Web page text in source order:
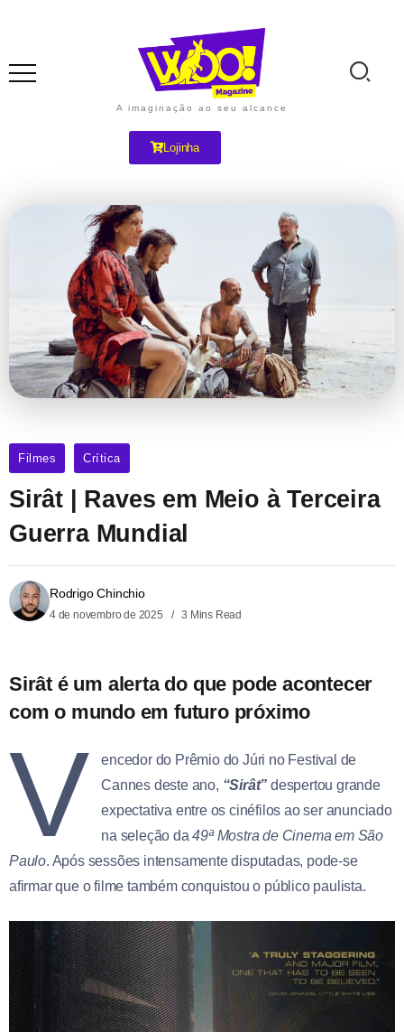
A imaginação ao seu alcance
Lojinha
Filmes Crítica
Sirât | Raves em Meio à Terceira
Guerra Mundial
Rodrigo Chinchio
4 de novembro de 2025 3 Mins Read
Sirât é um alerta do que pode acontecer
com o mundo em futuro próximo
V
encedor do Prêmio do Júri no Festival de
Cannes deste ano, “Sirât” despertou grande
expectativa entre os cinéfilos ao ser anunciado
na seleção da 49ª Mostra de Cinema em São
Paulo. Após sessões intensamente disputadas, pode-se
afirmar que o filme também conquistou o público paulista.